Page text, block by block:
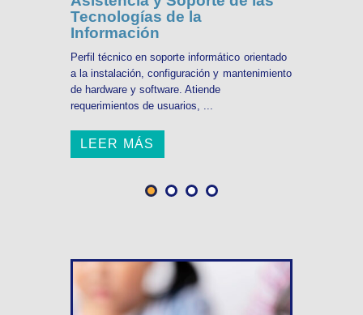
Tecnologías de la
Información
Perfil técnico en soporte informático orientado
a la instalación, configuración y mantenimiento
de hardware y software. Atiende
requerimientos de usuarios, ...
LEER MÁS